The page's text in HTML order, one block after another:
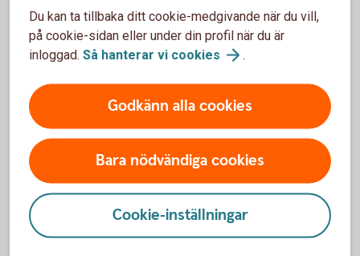
Ann-Charlott Rindstig
Bankjurist
0221-344 59
ann-charlott.rindstig@sparbankenmalardalen.se
Du kan ta tillbaka ditt cookie-medgivande när du vill,
på cookie-sidan eller under din profil när du är
inloggad. Så hanterar vi cookies .
Godkänn alla cookies
Bara nödvändiga cookies
Cookie-inställningar